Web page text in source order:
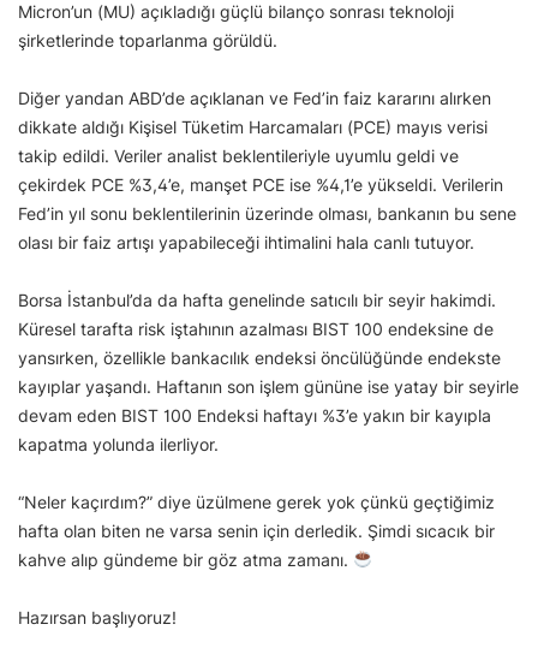
Micron’un (MU) açıkladığı güçlü bilanço sonrası teknoloji
şirketlerinde toparlanma görüldü.
Diğer yandan ABD’de açıklanan ve Fed’in faiz kararını alırken
dikkate aldığı Kişisel Tüketim Harcamaları (PCE) mayıs verisi
takip edildi. Veriler analist beklentileriyle uyumlu geldi ve
çekirdek PCE %3,4’e, manşet PCE ise %4,1’e yükseldi. Verilerin
Fed’in yıl sonu beklentilerinin üzerinde olması, bankanın bu sene
olası bir faiz artışı yapabileceği ihtimalini hala canlı tutuyor.
Borsa İstanbul’da da hafta genelinde satıcılı bir seyir hakimdi.
Küresel tarafta risk iştahının azalması BIST 100 endeksine de
yansırken, özellikle bankacılık endeksi öncülüğünde endekste
kayıplar yaşandı. Haftanın son işlem gününe ise yatay bir seyirle
devam eden BIST 100 Endeksi haftayı %3’e yakın bir kayıpla
kapatma yolunda ilerliyor.
“Neler kaçırdım?” diye üzülmene gerek yok çünkü geçtiğimiz
hafta olan biten ne varsa senin için derledik. Şimdi sıcacık bir
kahve alıp gündeme bir göz atma zamanı.
Hazırsan başlıyoruz!